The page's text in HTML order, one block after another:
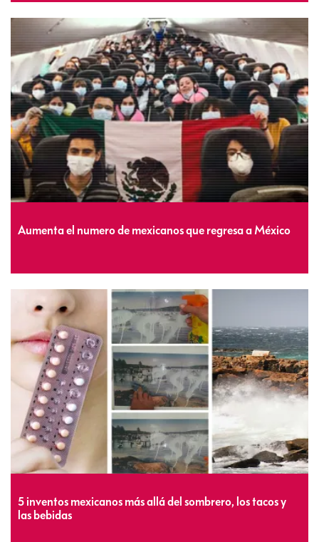
Aumenta el numero de mexicanos que regresa a México
5 inventos mexicanos más allá del sombrero, los tacos y
las bebidas